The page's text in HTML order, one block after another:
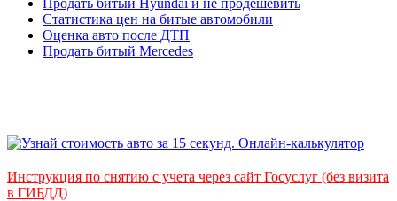
Статистика цен на битые автомобили
Оценка авто после ДТП
Продать битый Mercedes
Инструкция по снятию с учета через сайт Госуслуг (без визита
в ГИБДД)